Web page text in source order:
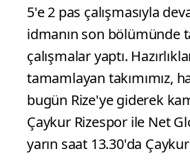
5'e 2 pas çalışmasıyla
idmanın son bölümünde
çalışmalar yaptı.
tamamlayan takımımız,
bugün Rize'ye giderek
Çaykur Rizespor ile Net
yarın saat 13.30'da